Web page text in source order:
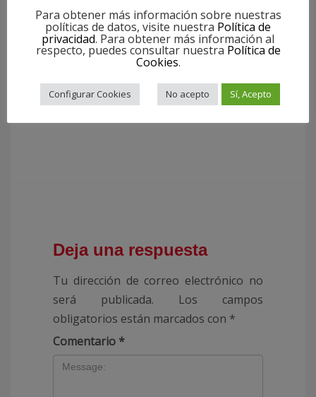
convertirse en una empresa líder en su sector con
gran capacidad de innovación», añade.
Facebook
TwitterWhatsApp
Compartir
Deja una respuesta
Tu dirección de correo electrónico no
será publicada.
Los campos
obligatorios están marcados con *
Comentario *
Para obtener más información sobre nuestras
políticas de datos, visite nuestra Política de
privacidad. Para obtener más información al
respecto, puedes consultar nuestra Política de
Cookies.
Configurar Cookies No acepto Sí, Acepto